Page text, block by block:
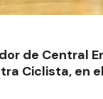
de Central
Ciclista, en